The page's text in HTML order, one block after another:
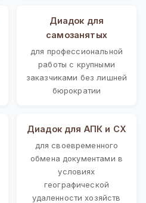
Диадок для
самозанятых
для профессиональной
работы с крупными
заказчиками без лишней
бюрократии
Диадок для АПК и СХ
для своевременного
обмена документами в
условиях
географической
удаленности хозяйств